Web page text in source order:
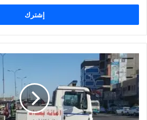
الإلكتروني
أمانة
بغداد
تصدر
بياناً
بشأن
استقالة